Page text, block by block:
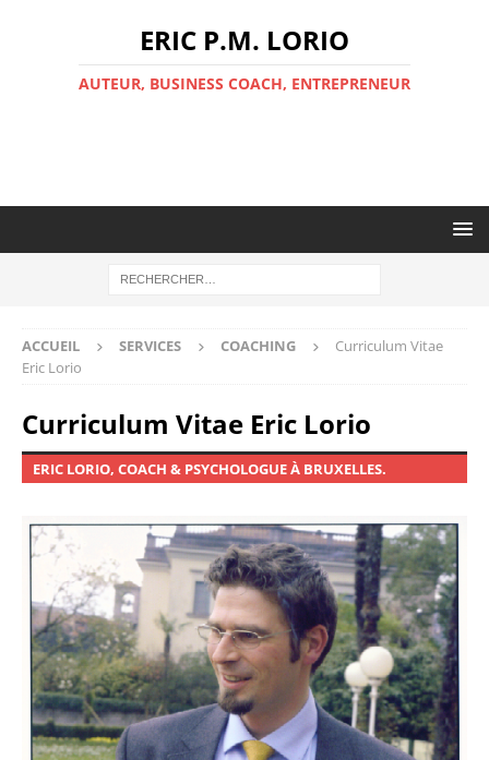
ERIC P.M. LORIO
AUTEUR, BUSINESS COACH, ENTREPRENEUR
ACCUEIL SERVICES COACHING
Curriculum Vitae
Eric Lorio
Curriculum Vitae Eric Lorio
ERIC LORIO, COACH & PSYCHOLOGUE À BRUXELLES.